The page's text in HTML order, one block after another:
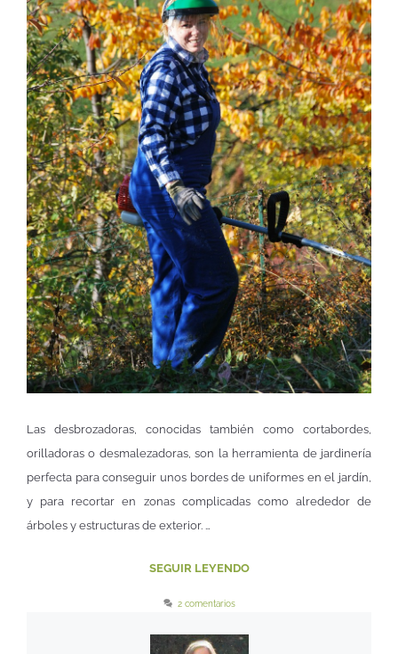
Las desbrozadoras, conocidas también como cortabordes,
orilladoras o desmalezadoras, son la herramienta de jardinería
perfecta para conseguir unos bordes de uniformes en el jardín,
y para recortar en zonas complicadas como alrededor de
árboles y estructuras de exterior. …
SEGUIR LEYENDO
2 comentarios